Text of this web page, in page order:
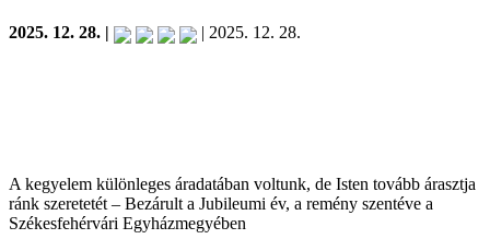
2025. 12. 28. | | 2025. 12. 28.
A kegyelem különleges áradatában voltunk, de Isten tovább árasztja
ránk szeretetét – Bezárult a Jubileumi év, a remény szentéve a
Székesfehérvári Egyházmegyében